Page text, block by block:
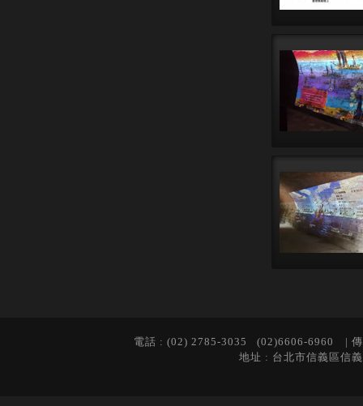
電話 : (02) 2785-3035 (02)6606-6960 |
地址 : 台北市信義區信